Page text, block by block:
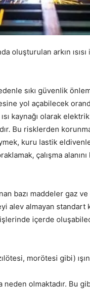
oluşturulan arkın
sıkı güvenlik
yol açabilecek
kaynağı olarak
Bu risklerden
kuru lastik eldivenle
çalışma
bazı maddeler gaz
alev almayan standart
içerde
morötesi gibi)
olmaktadır. Bu gibi